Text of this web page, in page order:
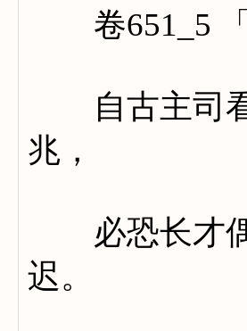
卷651_5 「
自古主司看
兆，
必恐长才偶
迟。